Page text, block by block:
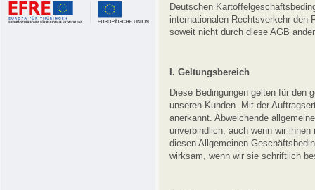
Deutschen
internationalen Rechtsverkehr den
soweit nicht durch diese AGB
I. Geltungsbereich
Diese Bedingungen gelten für den
unseren Kunden. Mit der
anerkannt. Abweichende
unverbindlich, auch wenn wir
diesen Allgemeinen
wirksam, wenn wir sie schriftlich